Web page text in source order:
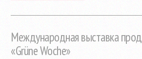
Международная выставка
«Grüne Woche»